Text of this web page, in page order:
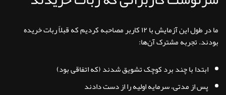
ما در طول این آزمایش با ۱۲ کاربر مصاحبه کردیم که قبلاً ربات خریده
بودند. تجربه مشترک آن‌ها:
ابتدا با چند برد کوچک تشویق شدند (که اتفاقی بود)
پس از مدتی، سرمایه اولیه را از دست دادند